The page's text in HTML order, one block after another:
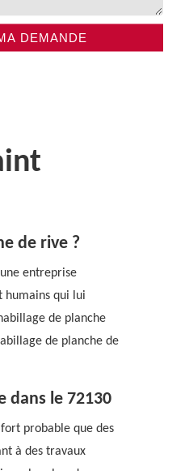
de rive ?
entreprise
humains qui lui
de planche
de planche de
dans le 72130
probable que des
à des travaux